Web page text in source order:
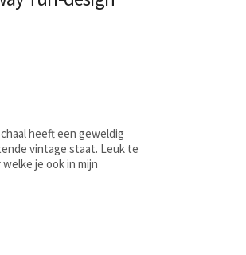
heeft een geweldig
vintage staat. Leuk te
je ook in mijn